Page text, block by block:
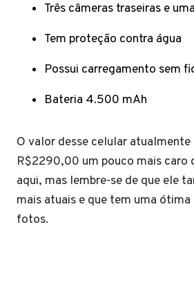
Três câmeras traseiras e
Tem proteção contra água
Possui carregamento sem
Bateria 4.500 mAh
O valor desse celular
R$2290,00 um pouco mais caro
aqui, mas lembre-se de que ele
mais atuais e que tem uma
fotos.